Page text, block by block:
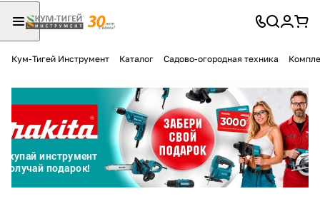
Кум-Тигей Инструмент Каталог Садово-огородная техника
Разбейте
оплатуна части
без переплат